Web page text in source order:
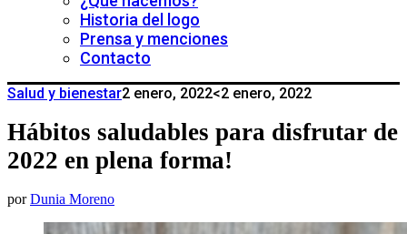
Historia del logo
Prensa y menciones
Contacto
Salud y bienestar2 enero, 2022<2 enero, 2022
Hábitos saludables para disfrutar de
2022 en plena forma!
por Dunia Moreno